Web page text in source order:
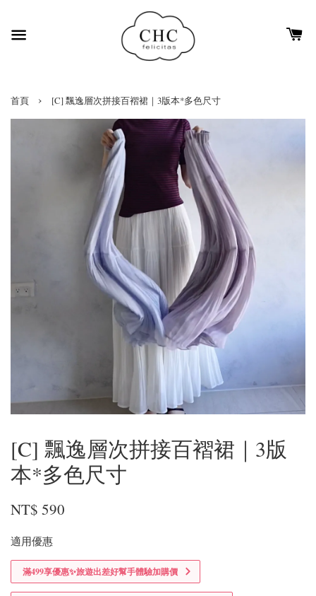
首頁 › [C] 飄逸層次拼接百褶裙｜3版本*多色尺寸
[C] 飄逸層次拼接百褶裙｜3版
本*多色尺寸
NT$ 590
適用優惠
滿499享優惠✨旅遊出差好幫手體驗加購價